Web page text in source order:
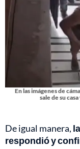
En las imágenes de
sale de su
De igual manera,
respondió y